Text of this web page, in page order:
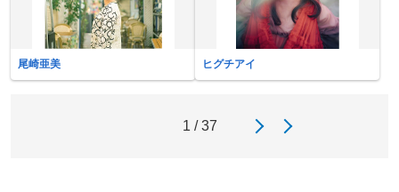
尾崎亜美 ヒグチアイ
1 / 37